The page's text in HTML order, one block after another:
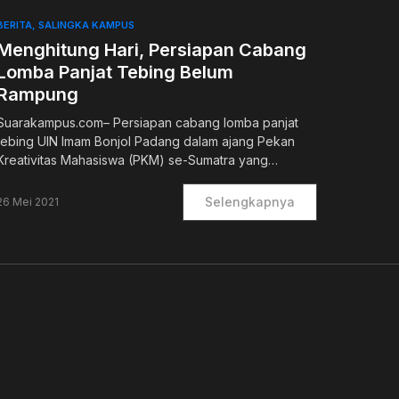
SALINGKA KAMPUS
Hari, Persiapan Cabang
Panjat Tebing Belum
Persiapan cabang lomba panjat
UIN Imam Bonjol Padang dalam ajang Pekan
Mahasiswa (PKM) se-Sumatra yang…
Mei 2021 Selengkapnya